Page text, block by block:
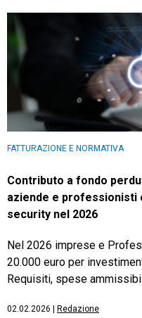
FATTURAZIONE E NORMATIVA
Contributo a fondo
aziende e professionisti
security nel 2026
Nel 2026 imprese e
20.000 euro per
Requisiti, spese
02.02.2026 Redazione